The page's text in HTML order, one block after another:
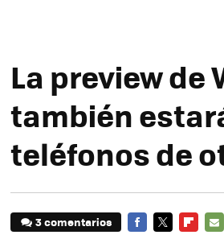
La preview de
también
teléfonos de
3 comentarios